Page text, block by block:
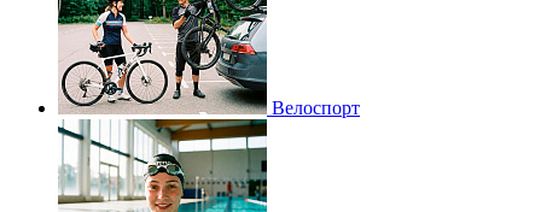
Велоспорт